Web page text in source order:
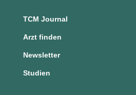
TCM Journal
Arzt finden
Newsletter
Studien